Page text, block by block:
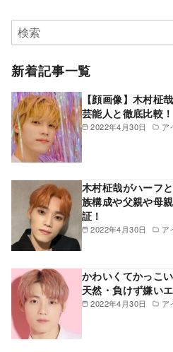
新着記事一覧
2022年4月30日 ア
【顔画像】木村柾
芸能人と徹底比較！
2022年4月30日 ア
木村柾哉がハーフ
族構成や父親や母
証！
2022年4月30日 ア
かわいくてかっこ
天然・負けず嫌い